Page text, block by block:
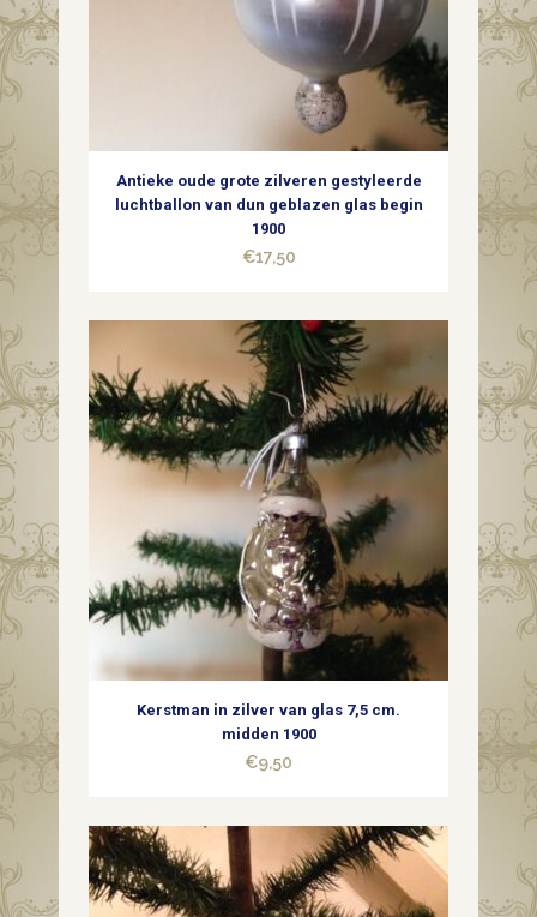
Antieke oude grote zilveren gestyleerde
luchtballon van dun geblazen glas begin
1900
€17,50
Kerstman in zilver van glas 7,5 cm.
midden 1900
€9,50